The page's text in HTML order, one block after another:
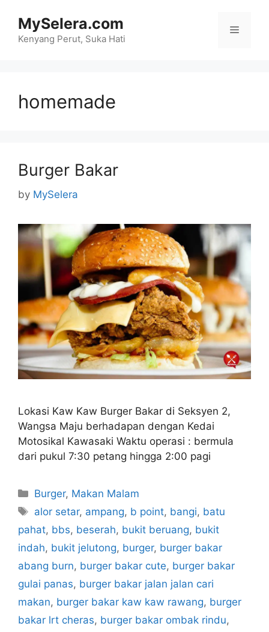
content
MySelera.com
Kenyang Perut, Suka Hati
Menu
homemade
Burger Bakar
by MySelera
Lokasi Kaw Kaw Burger Bakar di Seksyen 2,
Wangsa Maju berhadapan dengan Kedai
Motosikal Kawasaki Waktu operasi : bermula
dari pukul 7:30 petang hingga 2:00 pagi
Categories
Burger, Makan Malam
Tags
alor setar, ampang, b point, bangi, batu
pahat, bbs, beserah, bukit beruang, bukit
indah, bukit jelutong, burger, burger bakar
abang burn, burger bakar cute, burger bakar
gulai panas, burger bakar jalan jalan cari
makan, burger bakar kaw kaw rawang, burger
bakar lrt cheras, burger bakar ombak rindu,